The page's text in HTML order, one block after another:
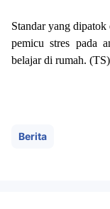
Standar yang
pemicu stres pada
belajar di rumah. (TS)
Berita